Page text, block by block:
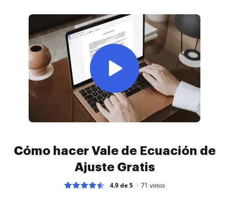
Cómo hacer Vale de Ecuación de
Ajuste Gratis
4.9 de 5 71 votos